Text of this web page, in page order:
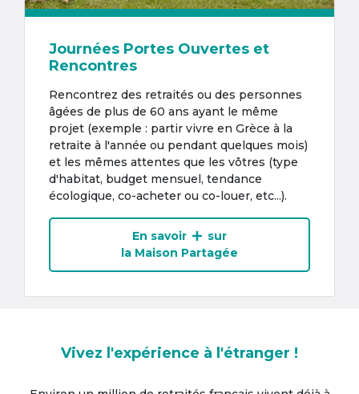
Journées Portes Ouvertes et
Rencontres
Rencontrez des retraités ou des personnes
âgées de plus de 60 ans ayant le même
projet (exemple : partir vivre en Grèce à la
retraite à l'année ou pendant quelques mois)
et les mêmes attentes que les vôtres (type
d'habitat, budget mensuel, tendance
écologique, co-acheter ou co-louer, etc...).
En savoir
sur
la Maison Partagée
Vivez l'expérience à l'étranger !